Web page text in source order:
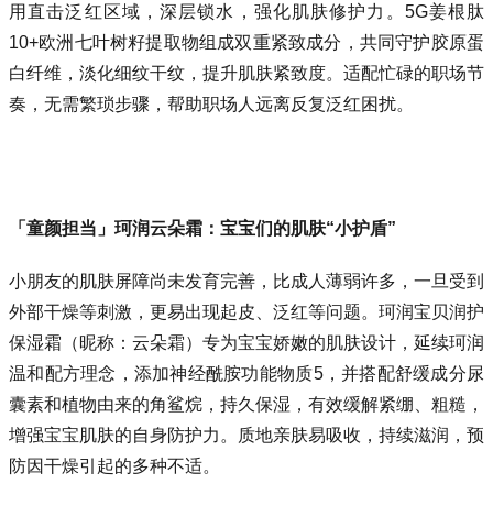
用直击泛红区域，深层锁水，强化肌肤修护力。5G姜根肽
10+欧洲七叶树籽提取物组成双重紧致成分，共同守护胶原蛋
白纤维，淡化细纹干纹，提升肌肤紧致度。适配忙碌的职场节
奏，无需繁琐步骤，帮助职场人远离反复泛红困扰。
「童颜担当」珂润云朵霜：宝宝们的肌肤“小护盾”
小朋友的肌肤屏障尚未发育完善，比成人薄弱许多，一旦受到
外部干燥等刺激，更易出现起皮、泛红等问题。珂润宝贝润护
保湿霜（昵称：云朵霜）专为宝宝娇嫩的肌肤设计，延续珂润
温和配方理念，添加神经酰胺功能物质5，并搭配舒缓成分尿
囊素和植物由来的角鲨烷，持久保湿，有效缓解紧绷、粗糙，
增强宝宝肌肤的自身防护力。质地亲肤易吸收，持续滋润，预
防因干燥引起的多种不适。